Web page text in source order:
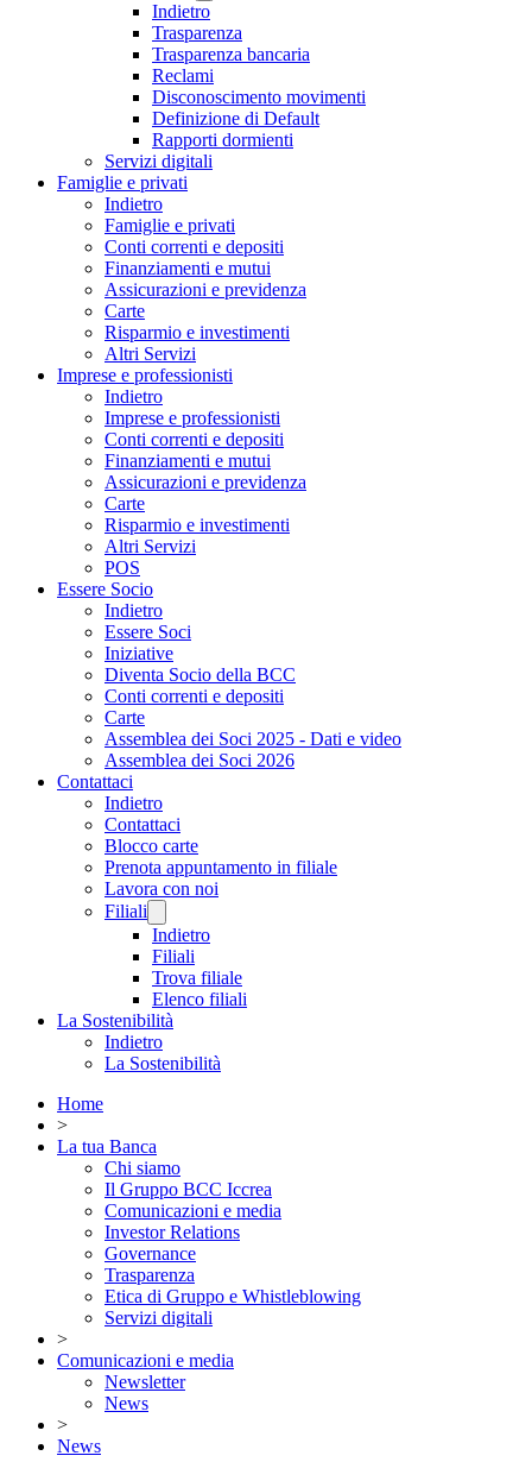
Indietro
Trasparenza
Trasparenza bancaria
Reclami
Disconoscimento movimenti
Definizione di Default
Rapporti dormienti
Servizi digitali
Famiglie e privati
Indietro
Famiglie e privati
Conti correnti e depositi
Finanziamenti e mutui
Assicurazioni e previdenza
Carte
Risparmio e investimenti
Altri Servizi
Imprese e professionisti
Indietro
Imprese e professionisti
Conti correnti e depositi
Finanziamenti e mutui
Assicurazioni e previdenza
Carte
Risparmio e investimenti
Altri Servizi
POS
Essere Socio
Indietro
Essere Soci
Iniziative
Diventa Socio della BCC
Conti correnti e depositi
Carte
Assemblea dei Soci 2025 - Dati e video
Assemblea dei Soci 2026
Contattaci
Indietro
Contattaci
Blocco carte
Prenota appuntamento in filiale
Lavora con noi
Filiali
Indietro
Filiali
Trova filiale
Elenco filiali
La Sostenibilità
Indietro
La Sostenibilità
Home
>
La tua Banca
Chi siamo
Il Gruppo BCC Iccrea
Comunicazioni e media
Investor Relations
Governance
Trasparenza
Etica di Gruppo e Whistleblowing
Servizi digitali
>
Comunicazioni e media
Newsletter
News
>
News